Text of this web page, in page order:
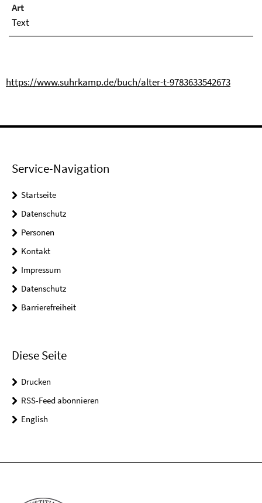
Art
Text
https://www.suhrkamp.de/buch/alter-t-9783633542673
Service-Navigation
Startseite
Datenschutz
Personen
Kontakt
Impressum
Datenschutz
Barrierefreiheit
Diese Seite
Drucken
RSS-Feed abonnieren
English